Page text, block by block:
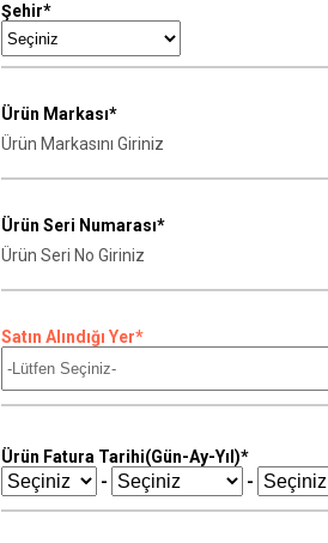
Şehir*
Ürün Markası*
Ürün Seri Numarası*
Satın Alındığı Yer*
Ürün Fatura Tarihi(Gün-Ay-Yıl)*
-
-